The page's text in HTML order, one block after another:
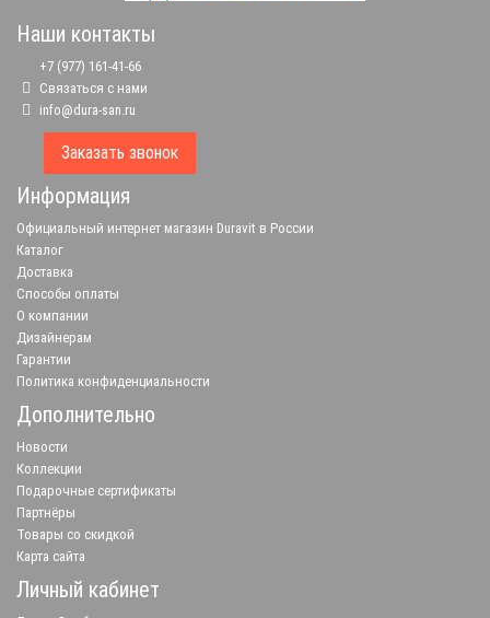
Наши контакты
+7 (977) 161-41-66
Связаться с нами
info@dura-san.ru
Заказать звонок
Информация
Официальный интернет магазин Duravit в России
Каталог
Доставка
Способы оплаты
О компании
Дизайнерам
Гарантии
Политика конфиденциальности
Дополнительно
Новости
Коллекции
Подарочные сертификаты
Партнёры
Товары со скидкой
Карта сайта
Личный кабинет